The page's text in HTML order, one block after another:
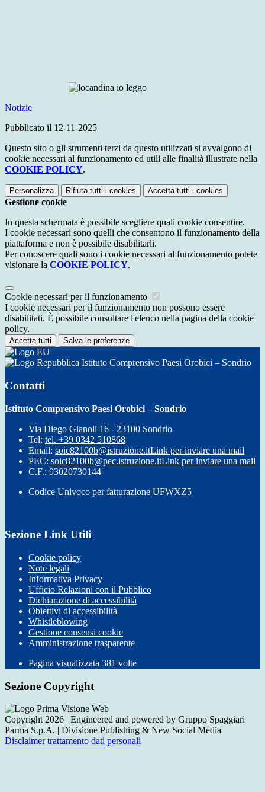
Notizie
Pubblicato il 12-11-2025
Questo sito o gli strumenti terzi da questo utilizzati si avvalgono di
cookie necessari al funzionamento ed utili alle finalità illustrate nella
COOKIE POLICY.
Personalizza Rifiuta tutti i cookies Accetta tutti i cookies
Gestione cookie
In questa schermata è possibile scegliere quali cookie consentire.
I cookie necessari sono quelli che consentono il funzionamento della
piattaforma e non è possibile disabilitarli.
Per conoscere quali sono i cookie necessari al funzionamento potete
visionare la COOKIE POLICY.
Cookie necessari per il funzionamento
I cookie necessari per il funzionamento non possono essere
disabilitati. È possibile consultare l'elenco nella pagina della cookie
policy.
Accetta tutti Salva le preferenze
Istituto Comprensivo Paesi Orobici – Sondrio
Contatti
Istituto Comprensivo Paesi Orobici – Sondrio
Via Diego Gianoli 16 - 23100 Sondrio
Tel: tel. +39 0342 510868
Email: soic82100b@istruzione.itLink per inviare una mail
PEC: soic82100b@pec.istruzione.itLink per inviare una mail
C.F.: 93020730144
Codice Univoco per fatturazione UFWXZ5
Sezione Link Utili
Cookie policy
Note legali
Informativa Privacy
Ufficio Relazioni con il Pubblico
Dichiarazione di accessibilità
Obiettivi di accessibilità
Whistleblowing
Gestione consensi cookie
Amministrazione trasparente
Pagina visualizzata 381 volte
Sezione Copyright
Copyright 2026 | Engineered and powered by Gruppo Spaggiari
Parma S.p.A. | Divisione Publishing & New Social Media
Disclaimer trattamento dati personali